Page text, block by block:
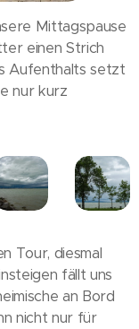
Mittagspause
einen Strich
Aufenthalts setzt
nur kurz
Tour, diesmal
fällt uns
an Bord
nicht nur für